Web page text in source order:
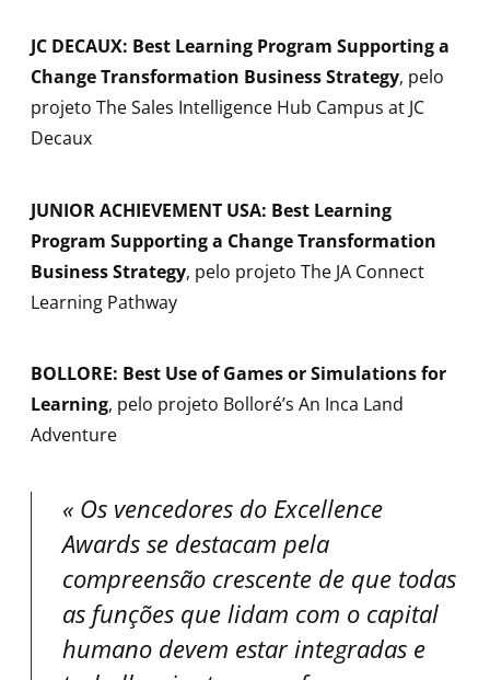
JC DECAUX: Best Learning Program Supporting a
Change Transformation Business Strategy, pelo
projeto The Sales Intelligence Hub Campus at JC
Decaux
JUNIOR ACHIEVEMENT USA: Best Learning
Program Supporting a Change Transformation
Business Strategy, pelo projeto The JA Connect
Learning Pathway
BOLLORE: Best Use of Games or Simulations for
Learning, pelo projeto Bolloré’s An Inca Land
Adventure
Os vencedores do Excellence
Awards se destacam pela
compreensão crescente de que todas
as funções que lidam com o capital
humano devem estar integradas e